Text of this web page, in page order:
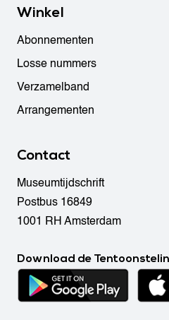
Winkel
Abonnementen
Losse nummers
Verzamelband
Arrangementen
Contact
Museumtijdschrift
Postbus 16849
1001 RH Amsterdam
Download de